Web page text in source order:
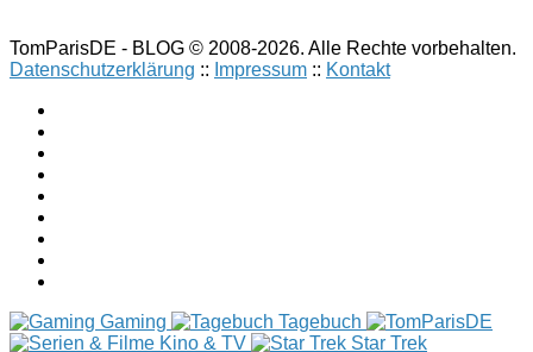
TomParisDE - BLOG © 2008-2026. Alle Rechte vorbehalten.
Datenschutzerklärung :: Impressum :: Kontakt
Gaming
Tagebuch
Kino & TV
Star Trek